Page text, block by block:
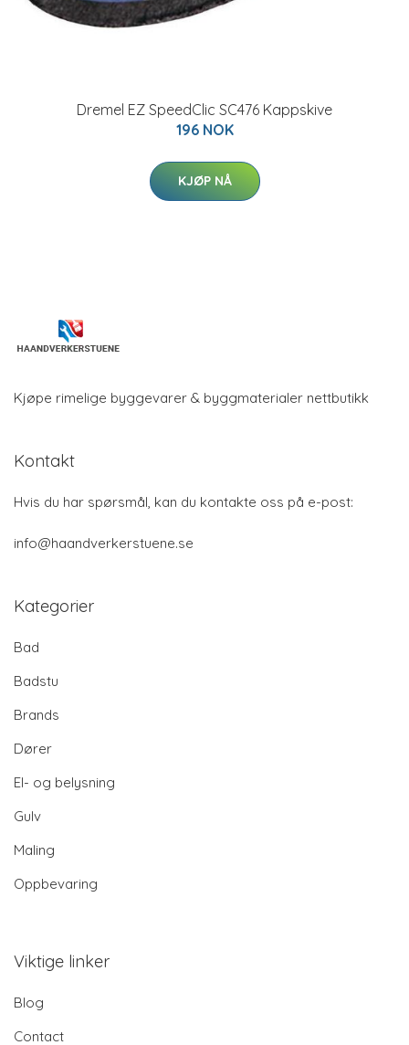
Dremel EZ SpeedClic SC476 Kappskive
196 NOK
KJØP NÅ
Kjøpe rimelige byggevarer & byggmaterialer nettbutikk
Kontakt
Hvis du har spørsmål, kan du kontakte oss på e-post:
info@haandverkerstuene.se
Kategorier
Bad
Badstu
Brands
Dører
El- og belysning
Gulv
Maling
Oppbevaring
Viktige linker
Blog
Contact